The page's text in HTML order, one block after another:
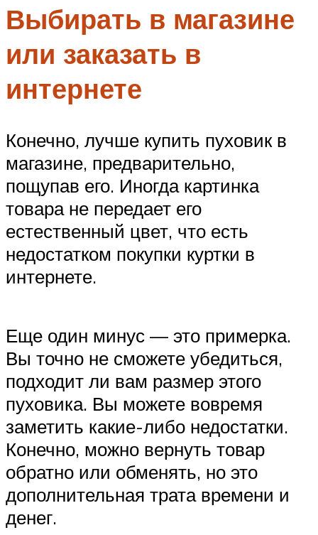
Выбирать в магазине
или заказать в
интернете
Конечно, лучше купить пуховик в
магазине, предварительно,
пощупав его. Иногда картинка
товара не передает его
естественный цвет, что есть
недостатком покупки куртки в
интернете.
Еще один минус — это примерка.
Вы точно не сможете убедиться,
подходит ли вам размер этого
пуховика. Вы можете вовремя
заметить какие-либо недостатки.
Конечно, можно вернуть товар
обратно или обменять, но это
дополнительная трата времени и
денег.